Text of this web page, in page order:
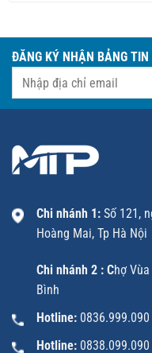
ĐĂNG KÝ NHẬN BẢNG TIN
Chi nhánh 1: Số 121,
Hoàng Mai, Tp Hà Nội
Chi nhánh 2 : Chợ
Bình
Hotline: 0836.999.090
Hotline: 0838.099.090